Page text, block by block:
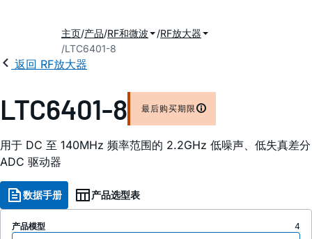
主页 产品 RF和微波
RF放大器
LTC6401-8
返回 RF放大器
LTC6401-8 最后购买期限
用于 DC 至 140MHz 频率范围的 2.2GHz 低噪声、低失真差分
ADC 驱动器
数据手册 产品选型表
产品模型 4